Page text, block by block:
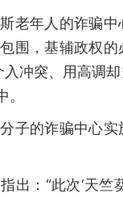
老年人的诈骗
围，基辅政权
突、用高调却
子的诈骗中心
：“此次‘天竺